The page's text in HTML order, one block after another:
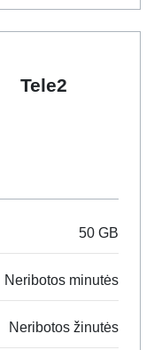
Tele2
50 GB
Neribotos minutės
Neribotos žinutės